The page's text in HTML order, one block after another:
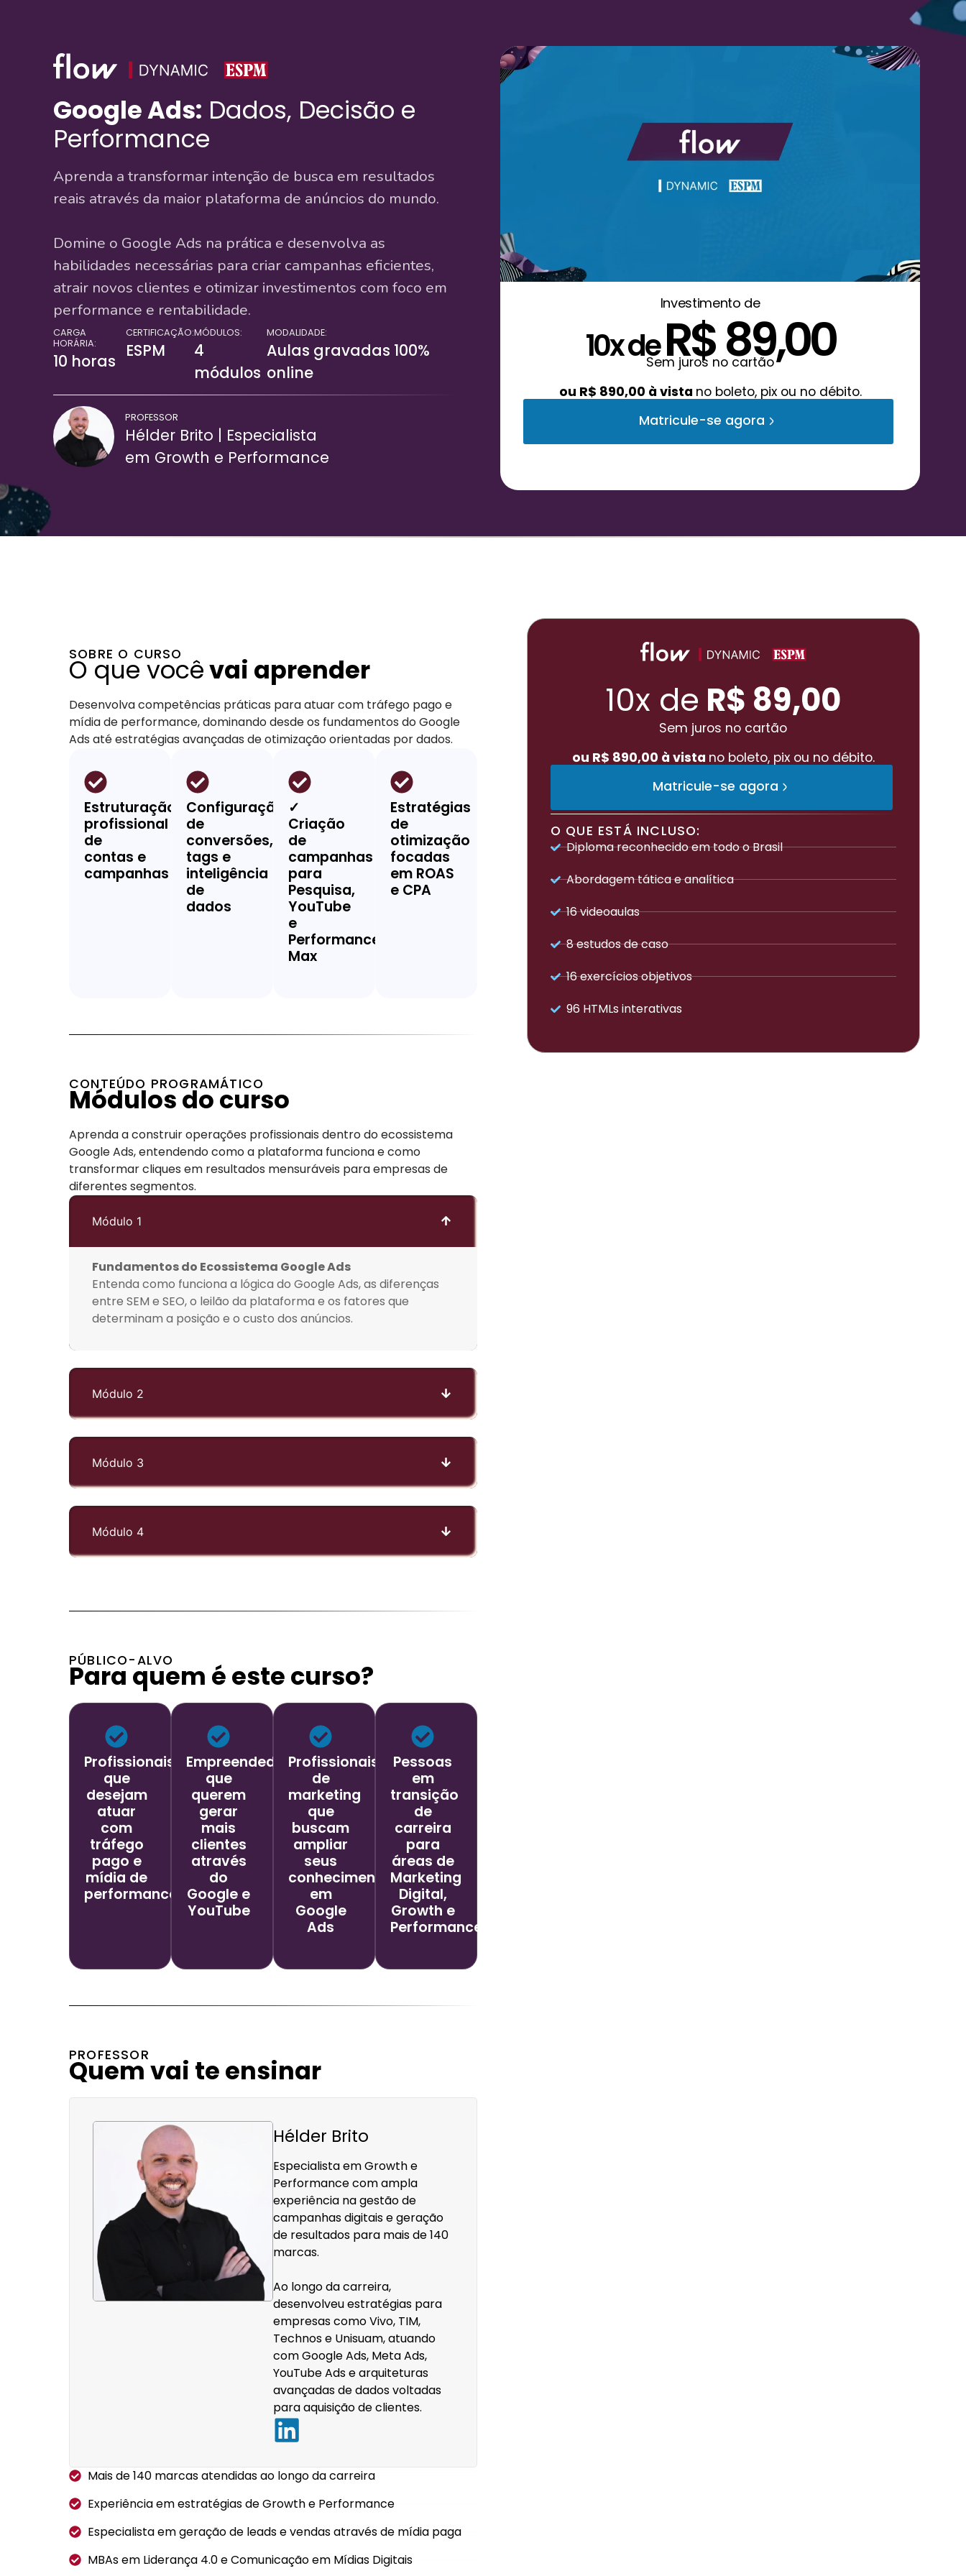
Google Ads: Dados, Decisão e
Performance
Aprenda a transformar intenção de busca em resultados
reais através da maior plataforma de anúncios do mundo.
Domine o Google Ads na prática e desenvolva as
habilidades necessárias para criar campanhas eficientes,
atrair novos clientes e otimizar investimentos com foco em
performance e rentabilidade.
CARGA
HORÁRIA:
10 horas
CERTIFICAÇÃO:
ESPM
MÓDULOS:
4
módulos
MODALIDADE:
Aulas gravadas 100%
online
PROFESSOR
Hélder Brito | Especialista
em Growth e Performance
Investimento de
10x deR$ 89,00
Sem juros no cartão
ou R$ 890,00 à vista no boleto, pix ou no débito.
Matricule-se agora
SOBRE O CURSO
O que vocêvai aprender
Desenvolva competências práticas para atuar com tráfego pago e
mídia de performance, dominando desde os fundamentos do Google
Ads até estratégias avançadas de otimização orientadas por dados.
Estruturação
profissional
de
contas e
campanhas
Configuração
de
conversões,
tags e
inteligência
de
dados
✓
Criação
de
campanhas
para
Pesquisa,
YouTube
e
Performance
Max
Estratégias
de
otimização
focadas
em ROAS
e CPA
CONTEÚDO PROGRAMÁTICO
Módulos do curso
Aprenda a construir operações profissionais dentro do ecossistema
Google Ads, entendendo como a plataforma funciona e como
transformar cliques em resultados mensuráveis para empresas de
diferentes segmentos.
Módulo 1
Fundamentos do Ecossistema Google Ads
Entenda como funciona a lógica do Google Ads, as diferenças
entre SEM e SEO, o leilão da plataforma e os fatores que
determinam a posição e o custo dos anúncios.
Módulo 2
Módulo 3
Módulo 4
PÚBLICO-ALVO
Para quem é este curso?
Profissionais
que
desejam
atuar
com
tráfego
pago e
mídia de
performance
Empreendedores
que
querem
gerar
mais
clientes
através
do
Google e
YouTube
Profissionais
de
marketing
que
buscam
ampliar
seus
conhecimentos
em
Google
Ads
Pessoas
em
transição
de
carreira
para
áreas de
Marketing
Digital,
Growth e
Performance
PROFESSOR
Quem vai te ensinar
Hélder Brito
Especialista em Growth e
Performance com ampla
experiência na gestão de
campanhas digitais e geração
de resultados para mais de 140
marcas.
Ao longo da carreira,
desenvolveu estratégias para
empresas como Vivo, TIM,
Technos e Unisuam, atuando
com Google Ads, Meta Ads,
YouTube Ads e arquiteturas
avançadas de dados voltadas
para aquisição de clientes.
Mais de 140 marcas atendidas ao longo da carreira
Experiência em estratégias de Growth e Performance
Especialista em geração de leads e vendas através de mídia paga
MBAs em Liderança 4.0 e Comunicação em Mídias Digitais
10x de R$ 89,00
Sem juros no cartão
ou R$ 890,00 à vista no boleto, pix ou no débito.
Matricule-se agora
O QUE ESTÁ INCLUSO:
Diploma reconhecido em todo o Brasil
Abordagem tática e analítica
16 videoaulas
8 estudos de caso
16 exercícios objetivos
96 HTMLs interativas